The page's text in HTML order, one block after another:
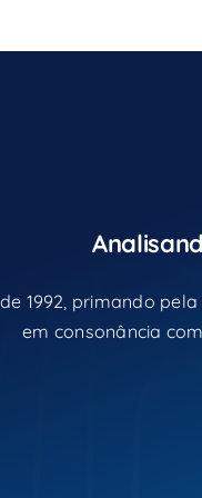
1992, primando
em consonância